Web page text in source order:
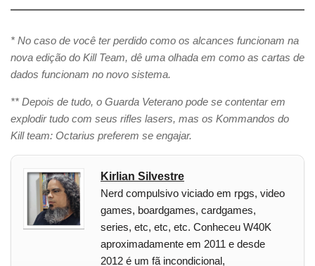
* No caso de você ter perdido como os alcances funcionam na
nova edição do Kill Team, dê uma olhada em como as cartas de
dados funcionam no novo sistema.
** Depois de tudo, o Guarda Veterano pode se contentar em
explodir tudo com seus rifles lasers, mas os Kommandos do
Kill team: Octarius preferem se engajar.
Kirlian Silvestre
Nerd compulsivo viciado em rpgs, video
games, boardgames, cardgames,
series, etc, etc, etc. Conheceu W40K
aproximadamente em 2011 e desde
2012 é um fã incondicional,